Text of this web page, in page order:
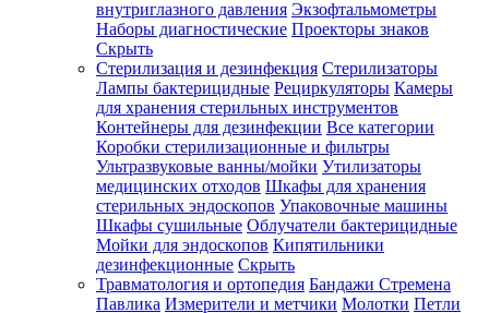
внутриглазного давления Экзофтальмометры
Наборы диагностические Проекторы знаков
Скрыть
Стерилизация и дезинфекция Стерилизаторы
Лампы бактерицидные Рециркуляторы Камеры
для хранения стерильных инструментов
Контейнеры для дезинфекции Все категории
Коробки стерилизационные и фильтры
Ультразвуковые ванны/мойки Утилизаторы
медицинских отходов Шкафы для хранения
стерильных эндоскопов Упаковочные машины
Шкафы сушильные Облучатели бактерицидные
Мойки для эндоскопов Кипятильники
дезинфекционные Скрыть
Травматология и ортопедия Бандажи Стремена
Павлика Измерители и метчики Молотки Петли